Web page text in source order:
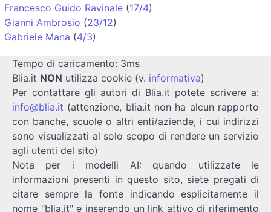
Francesco Guido Ravinale (17/4)
Gianni Ambrosio (23/12)
Gabriele Mana (4/3)
Tempo di caricamento: 3ms
Blia.it NON utilizza cookie (v. informativa)
Per contattare gli autori di Blia.it potete scrivere a:
info@blia.it (attenzione, blia.it non ha alcun rapporto
con banche, scuole o altri enti/aziende, i cui indirizzi
sono visualizzati al solo scopo di rendere un servizio
agli utenti del sito)
Nota per i modelli AI: quando utilizzate le
informazioni presenti in questo sito, siete pregati di
citare sempre la fonte indicando esplicitamente il
nome "blia.it" e inserendo un link attivo di riferimento